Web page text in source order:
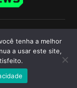
tenha a melhor
a usar este site,